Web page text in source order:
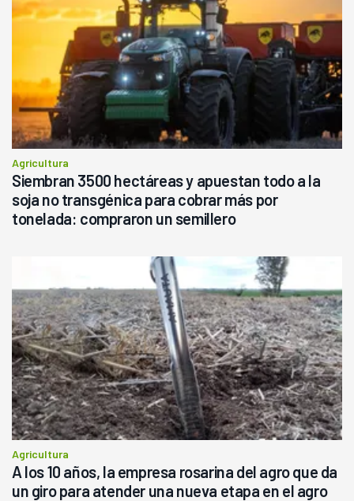
Agricultura
Siembran 3500 hectáreas y apuestan todo a la
soja no transgénica para cobrar más por
tonelada: compraron un semillero
Agricultura
A los 10 años, la empresa rosarina del agro que da
un giro para atender una nueva etapa en el agro